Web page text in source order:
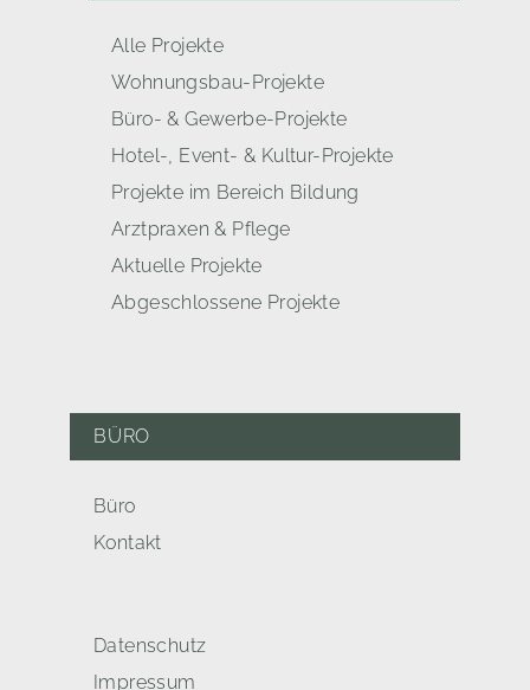
Alle Projekte
Wohnungsbau-Projekte
Büro- & Gewerbe-Projekte
Hotel-, Event- & Kultur-Projekte
Projekte im Bereich Bildung
Arztpraxen & Pflege
Aktuelle Projekte
Abgeschlossene Projekte
BÜRO
Büro
Kontakt
Datenschutz
Impressum